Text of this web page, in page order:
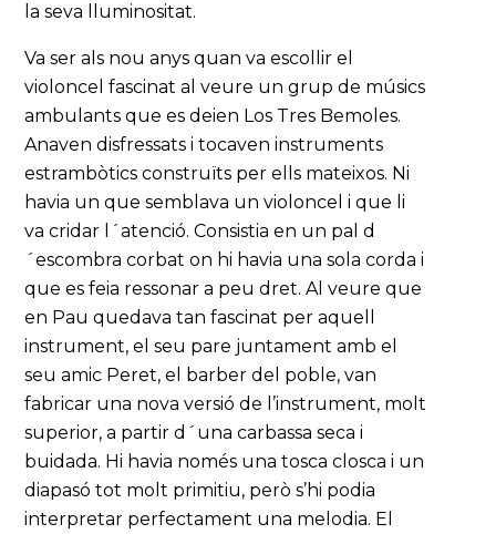
la seva lluminositat.
Va ser als nou anys quan va escollir el
violoncel fascinat al veure un grup de músics
ambulants que es deien Los Tres Bemoles.
Anaven disfressats i tocaven instruments
estrambòtics construïts per ells mateixos. Ni
havia un que semblava un violoncel i que li
va cridar l´atenció. Consistia en un pal d
´escombra corbat on hi havia una sola corda i
que es feia ressonar a peu dret. Al veure que
en Pau quedava tan fascinat per aquell
instrument, el seu pare juntament amb el
seu amic Peret, el barber del poble, van
fabricar una nova versió de l’instrument, molt
superior, a partir d´una carbassa seca i
buidada. Hi havia només una tosca closca i un
diapasó tot molt primitiu, però s’hi podia
interpretar perfectament una melodia. El